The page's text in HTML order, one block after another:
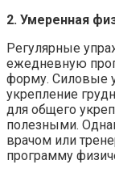
2. Умеренная
Регулярные
ежедневную
форму. Силовые
укрепление
для общего
полезными.
врачом или
программу